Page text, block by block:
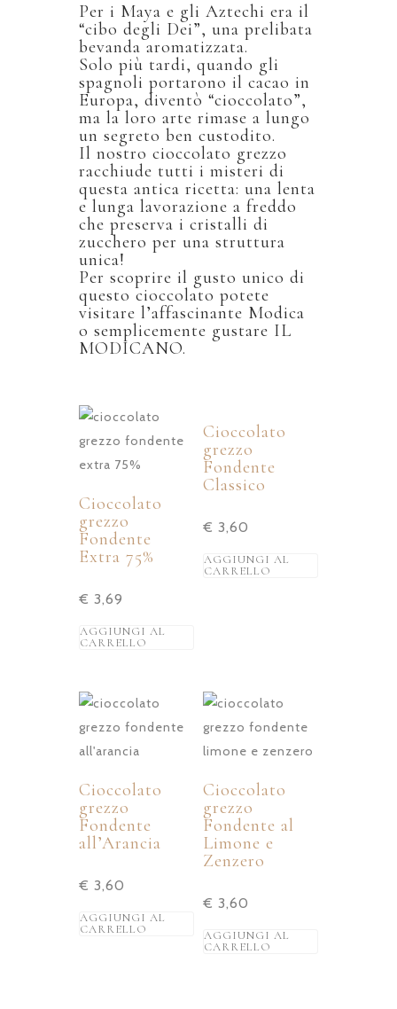
Per i Maya e gli Aztechi era il
“cibo degli Dei”, una prelibata
bevanda aromatizzata.
Solo più tardi, quando gli
spagnoli portarono il cacao in
Europa, diventò “cioccolato”,
ma la loro arte rimase a lungo
un segreto ben custodito.
Il nostro cioccolato grezzo
racchiude tutti i misteri di
questa antica ricetta: una lenta
e lunga lavorazione a freddo
che preserva i cristalli di
zucchero per una struttura
unica!
Per scoprire il gusto unico di
questo cioccolato potete
visitare l’affascinante Modica
o semplicemente gustare IL
MODICANO.
Cioccolato
grezzo
Fondente
Extra 75%
€ 3,69
AGGIUNGI AL
CARRELLO
Cioccolato
grezzo
Fondente
Classico
€ 3,60
AGGIUNGI AL
CARRELLO
Cioccolato
grezzo
Fondente
all’Arancia
€ 3,60
AGGIUNGI AL
CARRELLO
Cioccolato
grezzo
Fondente al
Limone e
Zenzero
€ 3,60
AGGIUNGI AL
CARRELLO